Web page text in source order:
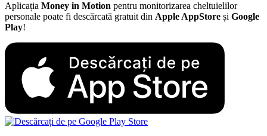
Aplicația Money in Motion pentru monitorizarea cheltuielilor
personale poate fi descărcată gratuit din Apple AppStore și Google
Play!